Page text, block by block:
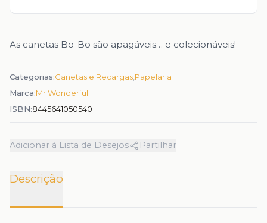
Descrição
As canetas Bo-Bo são apagáveis… e colecionáveis!
Categorias:Canetas e Recargas Papelaria
Marca:Mr Wonderful
ISBN:8445641050540
Adicionar à Lista de Desejos Partilhar